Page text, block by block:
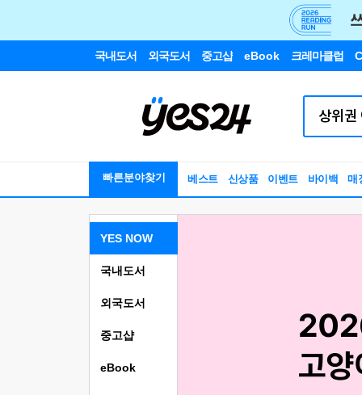
국내도서 외국도서 중고샵 eBook 크레마클럽
빠른분야찾기 베스트 신상품 이벤트 바이백 매
YES NOW
국내도서
외국도서
중고샵
eBook